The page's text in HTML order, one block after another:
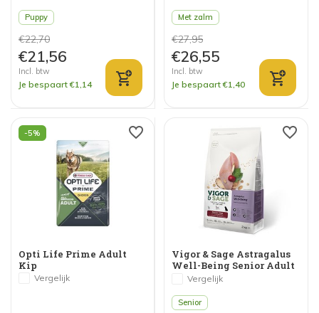
Puppy
€22,70
€21,56
Incl. btw
Je bespaart €1,14
Met zalm
€27,95
€26,55
Incl. btw
Je bespaart €1,40
-5%
Opti Life Prime Adult
Kip
Vergelijk
Vigor & Sage Astragalus
Well-Being Senior Adult
DogVergelijk
Senior